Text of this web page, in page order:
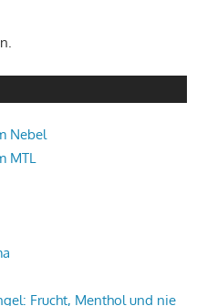
Nebel
MTL
Frucht, Menthol und nie